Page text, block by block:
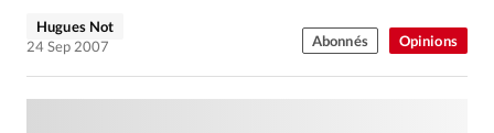
Opinions
Hugues Not
24 Sep 2007
Abonnés